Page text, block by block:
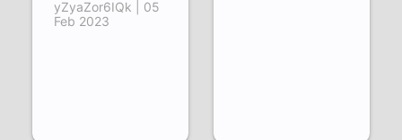
yZyaZor6IQk | 05
Feb 2023